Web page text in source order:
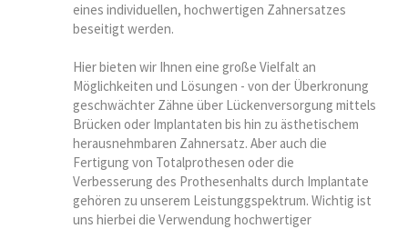
eines individuellen, hochwertigen Zahnersatzes
beseitigt werden.
Hier bieten wir Ihnen eine große Vielfalt an
Möglichkeiten und Lösungen - von der Überkronung
geschwächter Zähne über Lückenversorgung mittels
Brücken oder Implantaten bis hin zu ästhetischem
herausnehmbaren Zahnersatz. Aber auch die
Fertigung von Totalprothesen oder die
Verbesserung des Prothesenhalts durch Implantate
gehören zu unserem Leistunggspektrum. Wichtig ist
uns hierbei die Verwendung hochwertiger